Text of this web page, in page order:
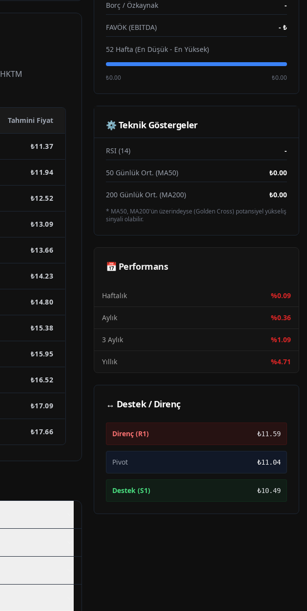
HKTM
Tahmini Fiyat
₺11.37
₺11.94
₺12.52
₺13.09
₺13.66
₺14.23
₺14.80
₺15.38
₺15.95
₺16.52
₺17.09
₺17.66
Borç / Özkaynak -
FAVÖK (EBITDA) - ₺
52 Hafta (En Düşük - En Yüksek)
₺0.00 ₺0.00
⚙️ Teknik Göstergeler
RSI (14) -
50 Günlük Ort. (MA50) ₺0.00
200 Günlük Ort. (MA200) ₺0.00
* MA50, MA200'ün üzerindeyse (Golden Cross) potansiyel yükseliş
sinyali olabilir.
📅 Performans
Haftalık %0.09
Aylık %0.36
3 Aylık %1.09
Yıllık %4.71
↔ Destek / Direnç
Direnç (R1) ₺11.59
Pivot ₺11.04
Destek (S1) ₺10.49